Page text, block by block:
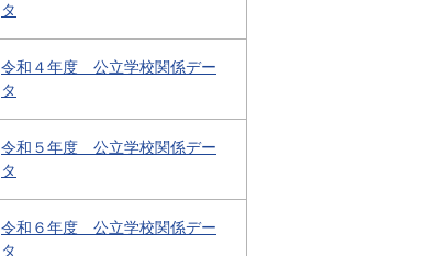
タ
令和４年度 公立学校関係デー
タ
令和５年度 公立学校関係デー
タ
令和６年度 公立学校関係デー
タ